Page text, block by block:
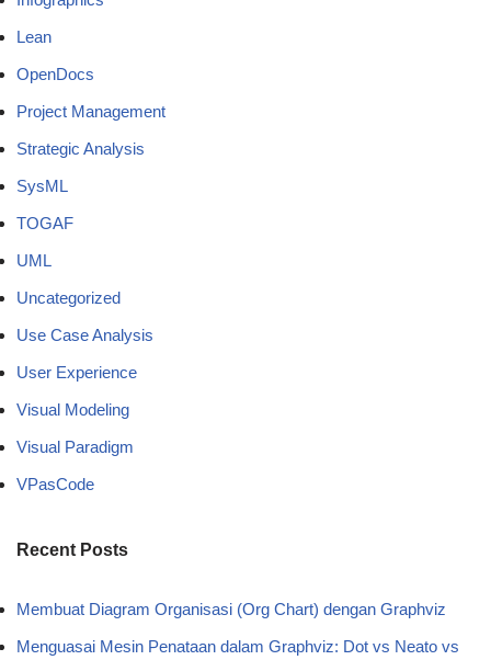
Lean
OpenDocs
Project Management
Strategic Analysis
SysML
TOGAF
UML
Uncategorized
Use Case Analysis
User Experience
Visual Modeling
Visual Paradigm
VPasCode
Recent Posts
Membuat Diagram Organisasi (Org Chart) dengan Graphviz
Menguasai Mesin Penataan dalam Graphviz: Dot vs Neato vs